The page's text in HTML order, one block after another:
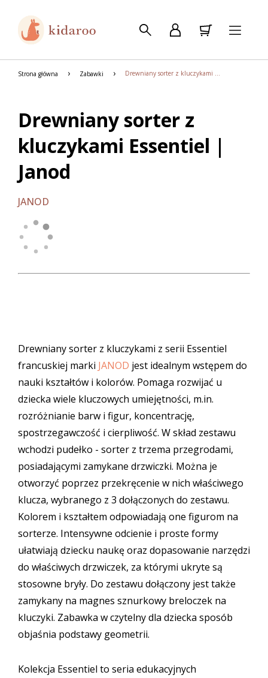
Strona główna Zabawki Drewniany sorter z kluczykami Essentiel | Janod
Drewniany sorter z
kluczykami Essentiel |
Janod
JANOD
Drewniany sorter z kluczykami z serii Essentiel
francuskiej marki JANOD jest idealnym wstępem do
nauki kształtów i kolorów. Pomaga rozwijać u
dziecka wiele kluczowych umiejętności, m.in.
rozróżnianie barw i figur, koncentrację,
spostrzegawczość i cierpliwość. W skład zestawu
wchodzi pudełko - sorter z trzema przegrodami,
posiadającymi zamykane drzwiczki. Można je
otworzyć poprzez przekręcenie w nich właściwego
klucza, wybranego z 3 dołączonych do zestawu.
Kolorem i kształtem odpowiadają one figurom na
sorterze. Intensywne odcienie i proste formy
ułatwiają dziecku naukę oraz dopasowanie narzędzi
do właściwych drzwiczek, za którymi ukryte są
stosowne bryły. Do zestawu dołączony jest także
zamykany na magnes sznurkowy breloczek na
kluczyki. Zabawka w czytelny dla dziecka sposób
objaśnia podstawy geometrii.
Kolekcja Essentiel to seria edukacyjnych